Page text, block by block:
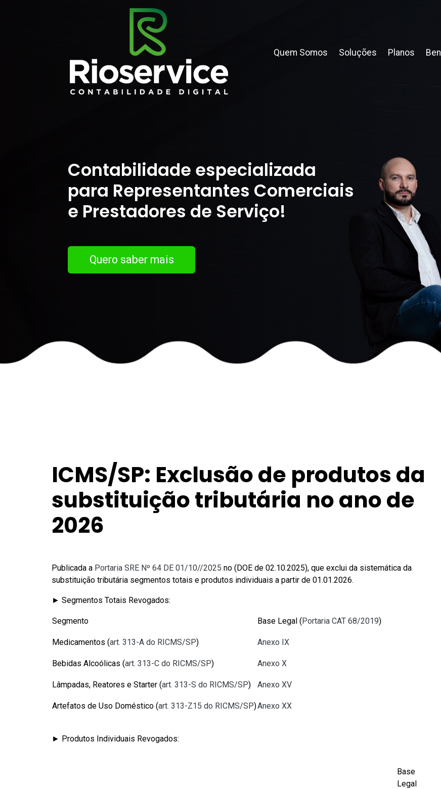
Quem Somos Soluções Planos
Contabilidade especializada
para Representantes Comerciais
e Prestadores de Serviço!
Quero saber mais
ICMS/SP: Exclusão de produtos da
substituição tributária no ano de
2026
Publicada a Portaria SRE Nº 64 DE 01/10//2025 no (DOE de 02.10.2025), que exclui da sistemática da
substituição tributária segmentos totais e produtos individuais a partir de 01.01.2026.
► Segmentos Totais Revogados:
Segmento Base Legal (Portaria CAT 68/2019)
Medicamentos (art. 313-A do RICMS/SP) Anexo IX
Bebidas Alcoólicas (art. 313-C do RICMS/SP) Anexo X
Lâmpadas, Reatores e Starter (art. 313-S do RICMS/SP) Anexo XV
Artefatos de Uso Doméstico (art. 313-Z15 do RICMS/SP)Anexo XX
► Produtos Individuais Revogados:
Base
Legal